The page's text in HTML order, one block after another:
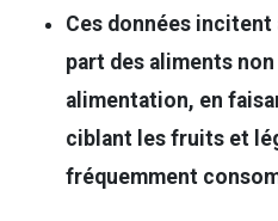
Ces données incitent
part des aliments
alimentation, en
ciblant les fruits et
fréquemment